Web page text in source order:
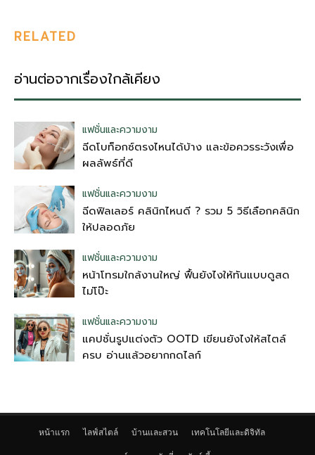
RELATED
อ่านต่อจากเรื่องใกล้เคียง
แฟชั่นและความงาม
ฉีดโบท็อกซ์ตรงไหนได้บ้าง และข้อควรระวังเพื่อ
ผลลัพธ์ที่ดี
แฟชั่นและความงาม
ฉีดฟิลเลอร์ คลินิกไหนดี ? รวม 5 วิธีเลือกคลินิก
ให้ปลอดภัย
แฟชั่นและความงาม
หน้าโทรมใกล้งานใหญ่ ฟื้นยังไงให้ทันแบบดูสด
ไม่โป๊ะ
แฟชั่นและความงาม
แคปชั่นรูปแต่งตัว OOTD เขียนยังไงให้สไตล์
ครบ อ่านแล้วอยากกดไลก์
หน้าแรก ไลฟ์สไตล์ บ้านและสวน เทคโนโลยีและดิจิทัล